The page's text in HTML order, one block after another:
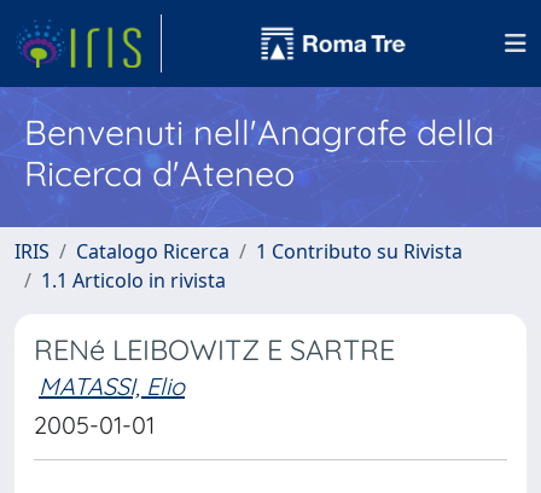
Benvenuti nell'Anagrafe della
Ricerca d'Ateneo
IRIS Catalogo Ricerca
1 Contributo su Rivista
1.1 Articolo in rivista
RENé LEIBOWITZ E SARTRE
MATASSI, Elio
2005-01-01